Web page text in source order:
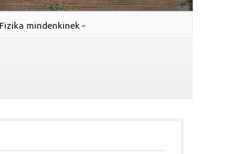
Fizika mindenkinek